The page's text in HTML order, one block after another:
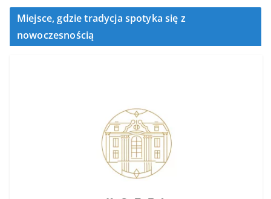
Miejsce, gdzie tradycja spotyka się z
nowoczesnością